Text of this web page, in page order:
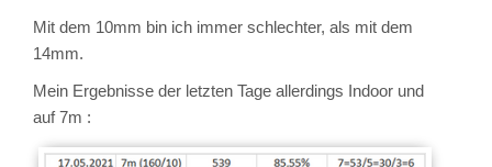
Mit dem 10mm bin ich immer schlechter, als mit dem
14mm.
Mein Ergebnisse der letzten Tage allerdings Indoor und
auf 7m :